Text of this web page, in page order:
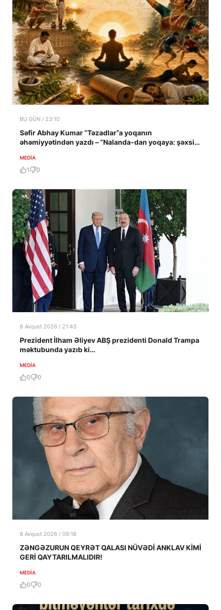
BU GÜN / 23:10
Səfir Abhay Kumar “Təzadlar”a yoqanın
əhəmiyyətindən yazdı – “Nalanda-dan yoqaya: şəxsi
MEDİA
1 0
8 Avqust 2026 / 21:43
Prezident İlham Əliyev ABŞ prezidenti Donald Trampa
məktubunda yazıb ki…
MEDİA
0 0
8 Avqust 2026 / 09:18
ZƏNGƏZURUN QEYRƏT QALASI NÜVƏDİ ANKLAV KİMİ
GERİ QAYTARILMALIDIR!
MEDİA
0 0